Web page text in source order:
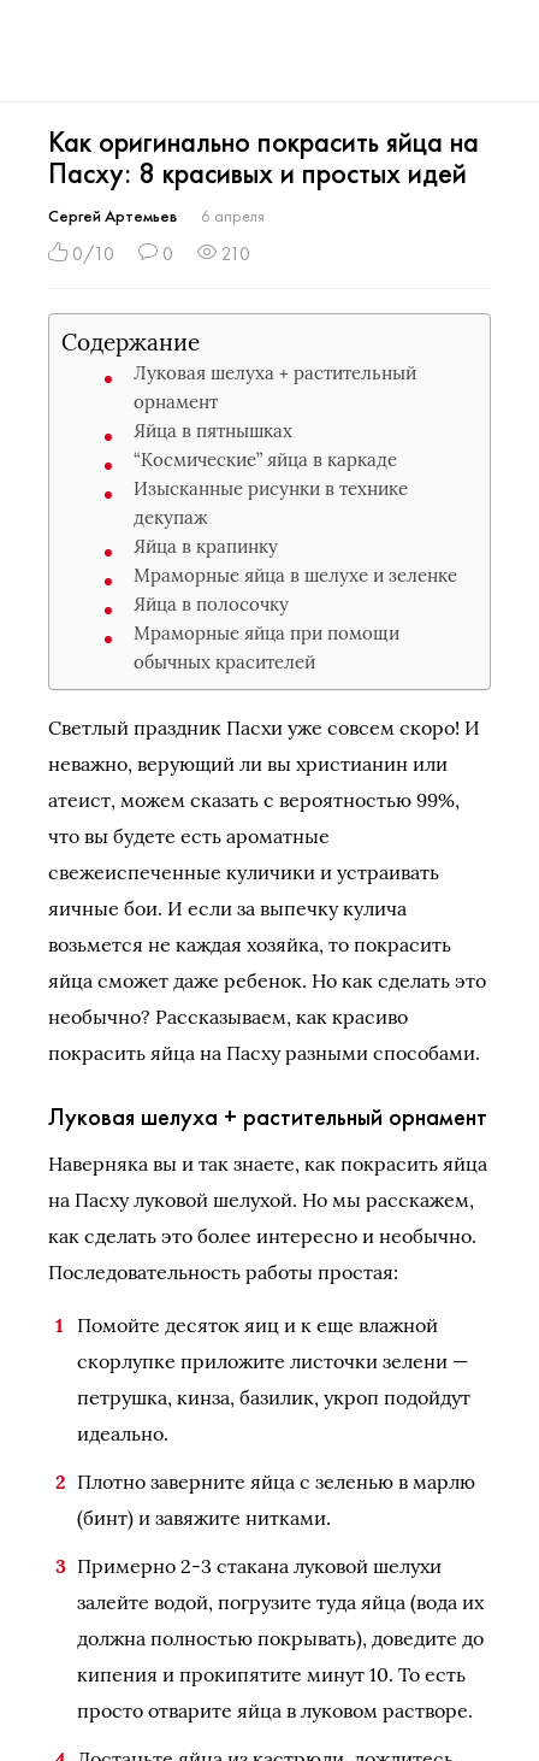
Как оригинально покрасить яйца на
Пасху: 8 красивых и простых идей
Сергей Артемьев 6 апреля
0/10 0 210
Содержание
Луковая шелуха + растительный
орнамент
Яйца в пятнышках
“Космические” яйца в каркаде
Изысканные рисунки в технике
декупаж
Яйца в крапинку
Мраморные яйца в шелухе и зеленке
Яйца в полосочку
Мраморные яйца при помощи
обычных красителей
Светлый праздник Пасхи уже совсем скоро! И
неважно, верующий ли вы христианин или
атеист, можем сказать с вероятностью 99%,
что вы будете есть ароматные
свежеиспеченные куличики и устраивать
яичные бои. И если за выпечку кулича
возьмется не каждая хозяйка, то покрасить
яйца сможет даже ребенок. Но как сделать это
необычно? Рассказываем, как красиво
покрасить яйца на Пасху разными способами.
Луковая шелуха + растительный орнамент
Наверняка вы и так знаете, как покрасить яйца
на Пасху луковой шелухой. Но мы расскажем,
как сделать это более интересно и необычно.
Последовательность работы простая:
Помойте десяток яиц и к еще влажной
скорлупке приложите листочки зелени —
петрушка, кинза, базилик, укроп подойдут
идеально.
Плотно заверните яйца с зеленью в марлю
(бинт) и завяжите нитками.
Примерно 2-3 стакана луковой шелухи
залейте водой, погрузите туда яйца (вода их
должна полностью покрывать), доведите до
кипения и прокипятите минут 10. То есть
просто отварите яйца в луковом растворе.